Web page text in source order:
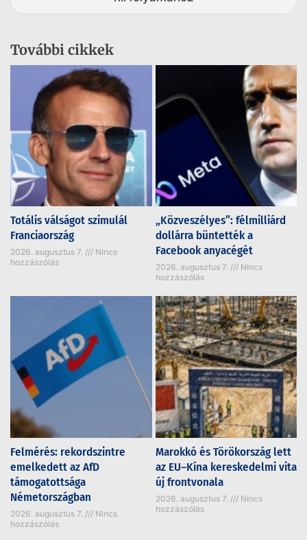
További cikkek
Totális válságot szimulál
Franciaország
2026. augusztus 7.
Nincs
hozzászólás
„Közveszélyes”: félmilliárd
dollárra büntették a
Facebook anyacégét
2026. augusztus 7.
Nincs
hozzászólás
Felmérés: rekordszintre
emelkedett az AfD
támogatottsága
Németországban
2026. augusztus 7.
Nincs
hozzászólás
Marokkó és Törökország lett
az EU–Kína kereskedelmi vita
új frontvonala
2026. augusztus 7.
Nincs
hozzászólás